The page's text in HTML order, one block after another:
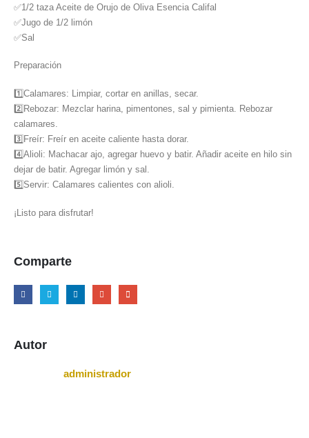
✅1/2 taza Aceite de Orujo de Oliva Esencia Califal
✅Jugo de 1/2 limón
✅Sal
Preparación
1️⃣Calamares: Limpiar, cortar en anillas, secar.
2️⃣Rebozar: Mezclar harina, pimentones, sal y pimienta. Rebozar
calamares.
3️⃣Freír: Freír en aceite caliente hasta dorar.
4️⃣Alioli: Machacar ajo, agregar huevo y batir. Añadir aceite en hilo sin
dejar de batir. Agregar limón y sal.
5️⃣Servir: Calamares calientes con alioli.
¡Listo para disfrutar!
Comparte
Autor
administrador